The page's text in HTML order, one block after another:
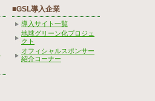
■GSL導入企業
導入サイト一覧
地球グリーン化プロジェ
クト
オフィシャルスポンサー
紹介コーナー